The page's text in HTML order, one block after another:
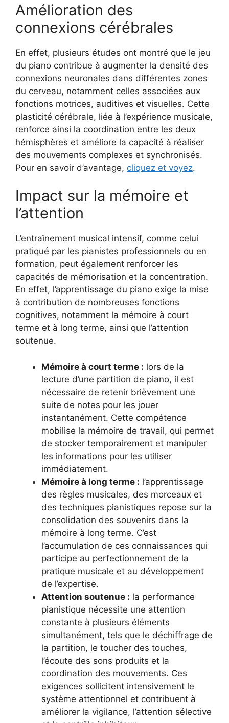
Amélioration des
connexions cérébrales
En effet, plusieurs études ont montré que le jeu
du piano contribue à augmenter la densité des
connexions neuronales dans différentes zones
du cerveau, notamment celles associées aux
fonctions motrices, auditives et visuelles. Cette
plasticité cérébrale, liée à l’expérience musicale,
renforce ainsi la coordination entre les deux
hémisphères et améliore la capacité à réaliser
des mouvements complexes et synchronisés.
Pour en savoir d’avantage, cliquez et voyez.
Impact sur la mémoire et
l’attention
L’entraînement musical intensif, comme celui
pratiqué par les pianistes professionnels ou en
formation, peut également renforcer les
capacités de mémorisation et la concentration.
En effet, l’apprentissage du piano exige la mise
à contribution de nombreuses fonctions
cognitives, notamment la mémoire à court
terme et à long terme, ainsi que l’attention
soutenue.
Mémoire à court terme : lors de la
lecture d’une partition de piano, il est
nécessaire de retenir brièvement une
suite de notes pour les jouer
instantanément. Cette compétence
mobilise la mémoire de travail, qui permet
de stocker temporairement et manipuler
les informations pour les utiliser
immédiatement.
Mémoire à long terme : l’apprentissage
des règles musicales, des morceaux et
des techniques pianistiques repose sur la
consolidation des souvenirs dans la
mémoire à long terme. C’est
l’accumulation de ces connaissances qui
participe au perfectionnement de la
pratique musicale et au développement
de l’expertise.
Attention soutenue : la performance
pianistique nécessite une attention
constante à plusieurs éléments
simultanément, tels que le déchiffrage de
la partition, le toucher des touches,
l’écoute des sons produits et la
coordination des mouvements. Ces
exigences sollicitent intensivement le
système attentionnel et contribuent à
améliorer la vigilance, l’attention sélective